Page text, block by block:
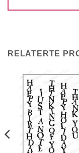
RELATERTE